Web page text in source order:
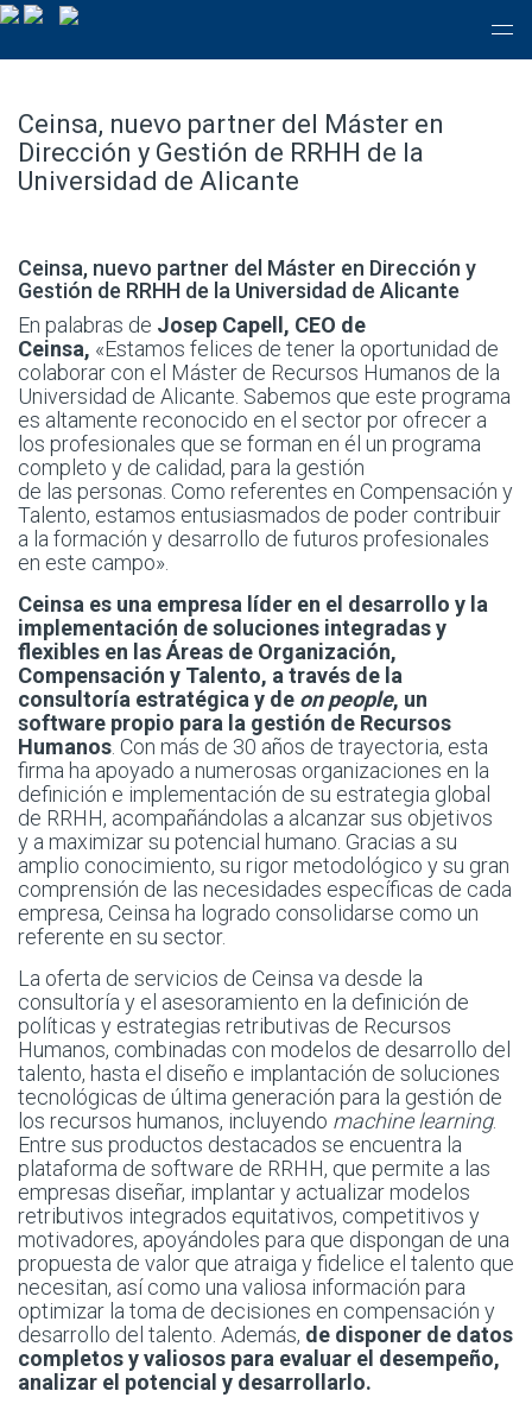
Ceinsa, nuevo partner del Máster en
Dirección y Gestión de RRHH de la
Universidad de Alicante
Ceinsa, nuevo partner del Máster en Dirección y
Gestión de RRHH de la Universidad de Alicante
En palabras de Josep Capell, CEO de
Ceinsa, «Estamos felices de tener la oportunidad de
colaborar con el Máster de Recursos Humanos de la
Universidad de Alicante. Sabemos que este programa
es altamente reconocido en el sector por ofrecer a
los profesionales que se forman en él un programa
completo y de calidad, para la gestión
de las personas. Como referentes en Compensación y
Talento, estamos entusiasmados de poder contribuir
a la formación y desarrollo de futuros profesionales
en este campo».
Ceinsa es una empresa líder en el desarrollo y la
implementación de soluciones integradas y
flexibles en las Áreas de Organización,
Compensación y Talento, a través de la
consultoría estratégica y de on people, un
software propio para la gestión de Recursos
Humanos . Con más de 30 años de trayectoria, esta
firma ha apoyado a numerosas organizaciones en la
definición e implementación de su estrategia global
de RRHH, acompañándolas a alcanzar sus objetivos
y a maximizar su potencial humano. Gracias a su
amplio conocimiento, su rigor metodológico y su gran
comprensión de las necesidades específicas de cada
empresa, Ceinsa ha logrado consolidarse como un
referente en su sector.
La oferta de servicios de Ceinsa va desde la
consultoría y el asesoramiento en la definición de
políticas y estrategias retributivas de Recursos
Humanos, combinadas con modelos de desarrollo del
talento, hasta el diseño e implantación de soluciones
tecnológicas de última generación para la gestión de
los recursos humanos, incluyendo machine learning.
Entre sus productos destacados se encuentra la
plataforma de software de RRHH, que permite a las
empresas diseñar, implantar y actualizar modelos
retributivos integrados equitativos, competitivos y
motivadores, apoyándoles para que dispongan de una
propuesta de valor que atraiga y fidelice el talento que
necesitan, así como una valiosa información para
optimizar la toma de decisiones en compensación y
desarrollo del talento. Además, de disponer de datos
completos y valiosos para evaluar el desempeño,
analizar el potencial y desarrollarlo.